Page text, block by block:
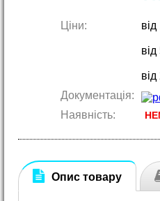
Ціни:
Документація:
Наявність:
Опис товару